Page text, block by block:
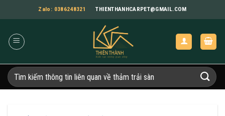
qua
dung
Zalo: 0386248321 THIENTHANHCARPET@GMAIL.COM
Tìm
kiếm: